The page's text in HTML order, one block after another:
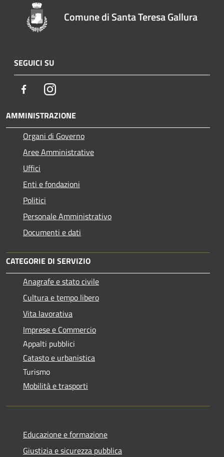
Comune di Santa Teresa Gallura
SEGUICI SU
FacebookInstagram
AMMINISTRAZIONE
Organi di Governo
Aree Amministrative
Uffici
Enti e fondazioni
Politici
Personale Amministrativo
Documenti e dati
CATEGORIE DI SERVIZIO
Anagrafe e stato civile
Cultura e tempo libero
Vita lavorativa
Imprese e Commercio
Appalti pubblici
Catasto e urbanistica
Turismo
Mobilità e trasporti
Educazione e formazione
Giustizia e sicurezza pubblica